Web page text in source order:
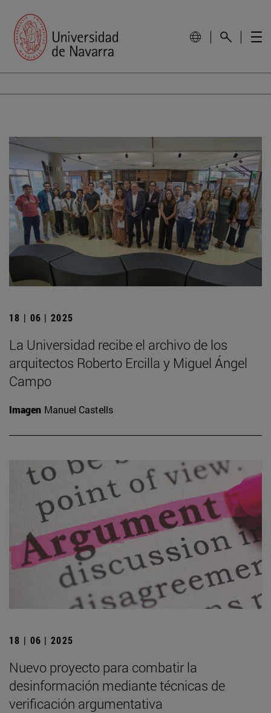
18 | 06 | 2025
La Universidad recibe el archivo de los
arquitectos Roberto Ercilla y Miguel Ángel
Campo
Imagen Manuel Castells
18 | 06 | 2025
Nuevo proyecto para combatir la
desinformación mediante técnicas de
verificación argumentativa